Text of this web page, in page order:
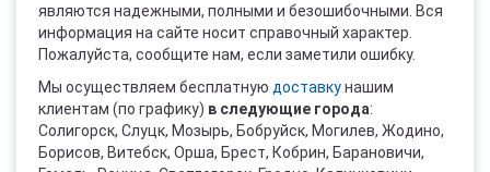
являются надежными, полными и безошибочными. Вся
информация на сайте носит справочный характер.
Пожалуйста, сообщите нам, если заметили ошибку.
Мы осуществляем бесплатную доставкунашим
клиентам (по графику) в следующие города:
Солигорск, Слуцк, Мозырь, Бобруйск, Могилев, Жодино,
Борисов, Витебск, Орша, Брест, Кобрин, Барановичи,